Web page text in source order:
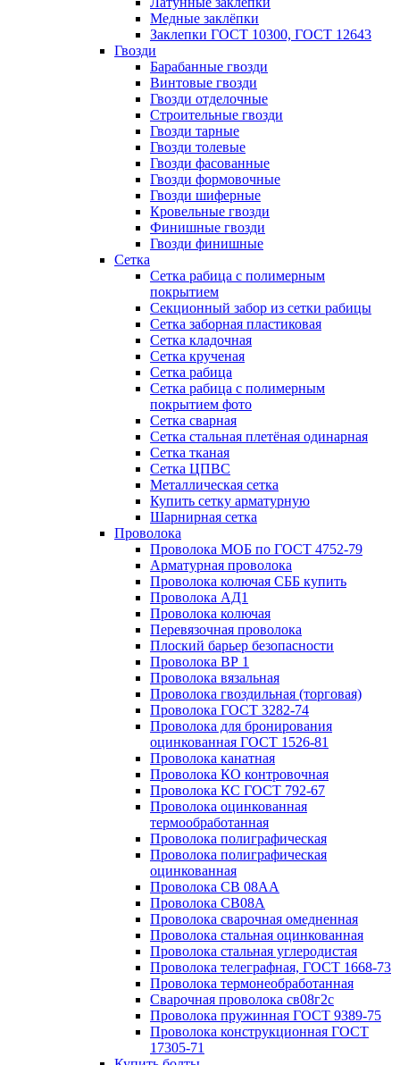
Медные заклёпки
Заклепки ГОСТ 10300, ГОСТ 12643
Гвозди
Барабанные гвозди
Винтовые гвозди
Гвозди отделочные
Строительные гвозди
Гвозди тарные
Гвозди толевые
Гвозди фасованные
Гвозди формовочные
Гвозди шиферные
Кровельные гвозди
Финишные гвозди
Гвозди финишные
Сетка
Сетка рабица с полимерным
покрытием
Секционный забор из сетки рабицы
Сетка заборная пластиковая
Сетка кладочная
Сетка крученая
Сетка рабица
Сетка рабица с полимерным
покрытием фото
Сетка сварная
Сетка стальная плетёная одинарная
Сетка тканая
Сетка ЦПВС
Металлическая сетка
Купить сетку арматурную
Шарнирная сетка
Проволока
Проволока МОБ по ГОСТ 4752-79
Арматурная проволока
Проволока колючая СББ купить
Проволока АД1
Проволока колючая
Перевязочная проволока
Плоский барьер безопасности
Проволока ВР 1
Проволока вязальная
Проволока гвоздильная (торговая)
Проволока ГОСТ 3282-74
Проволока для бронирования
оцинкованная ГОСТ 1526-81
Проволока канатная
Проволока КО контровочная
Проволока КС ГОСТ 792-67
Проволока оцинкованная
термообработанная
Проволока полиграфическая
Проволока полиграфическая
оцинкованная
Проволока СВ 08АА
Проволока СВ08А
Проволока сварочная омедненная
Проволока стальная оцинкованная
Проволока стальная углеродистая
Проволока телеграфная, ГОСТ 1668-73
Проволока термонеобработанная
Сварочная проволока св08г2с
Проволока пружинная ГОСТ 9389-75
Проволока конструкционная ГОСТ
17305-71